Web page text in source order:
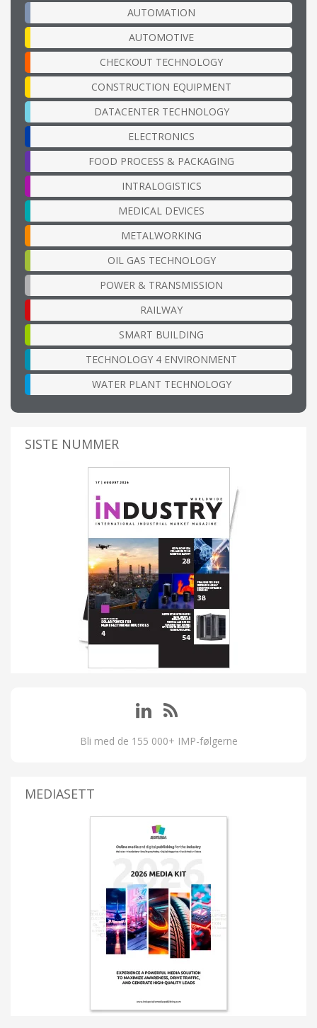
AUTOMATION
AUTOMOTIVE
CHECKOUT TECHNOLOGY
CONSTRUCTION EQUIPMENT
DATACENTER TECHNOLOGY
ELECTRONICS
FOOD PROCESS & PACKAGING
INTRALOGISTICS
MEDICAL DEVICES
METALWORKING
OIL GAS TECHNOLOGY
POWER & TRANSMISSION
RAILWAY
SMART BUILDING
TECHNOLOGY 4 ENVIRONMENT
WATER PLANT TECHNOLOGY
SISTE NUMMER
Bli med de 155 000+ IMP-følgerne
MEDIASETT